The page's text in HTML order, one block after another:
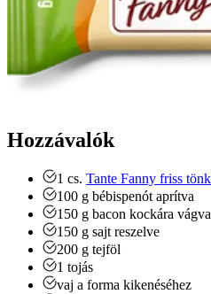
Hozzávalók
1 cs. Tante Fanny friss
100 g bébispenót aprítva
150 g bacon kockára vágva
150 g sajt reszelve
200 g tejföl
1 tojás
vaj a forma kikenéséhez